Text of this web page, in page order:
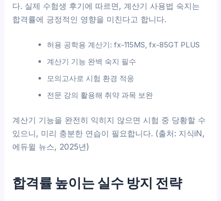
다. 실제 수험생 후기에 따르면, 계산기 사용법 숙지는
합격률에 긍정적인 영향을 미친다고 합니다.
허용 공학용 계산기: fx-115MS, fx-85GT PLUS
계산기 기능 완벽 숙지 필수
모의고사로 시험 환경 적응
전문 강의 활용해 취약 과목 보완
계산기 기능을 완전히 익히지 않으면 시험 중 당황할 수
있으니, 미리 충분한 연습이 필요합니다. (출처: 지식iN,
에듀윌 뉴스, 2025년)
합격률 높이는 실수 방지 전략